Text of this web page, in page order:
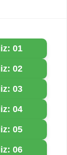
01
02
03
04
05
06